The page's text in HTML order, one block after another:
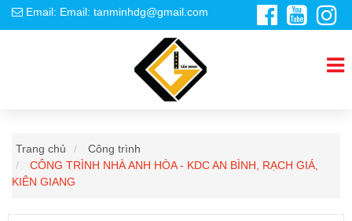
Email: Email: tanminhdg@gmail.com
Trang chủ
Công trình
CÔNG TRÌNH NHÀ ANH HÒA - KDC AN BÌNH, RẠCH GIÁ,
KIÊN GIANG